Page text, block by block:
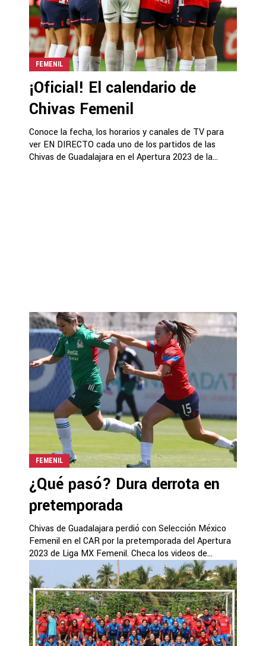
FEMENIL
¡Oficial! El calendario de
Chivas Femenil
Conoce la fecha, los horarios y canales de TV para
ver EN DIRECTO cada uno de los partidos de las
Chivas de Guadalajara en el Apertura 2023 de la...
FEMENIL
¿Qué pasó? Dura derrota en
pretemporada
Chivas de Guadalajara perdió con Selección México
Femenil en el CAR por la pretemporada del Apertura
2023 de Liga MX Femenil. Checa los videos de...